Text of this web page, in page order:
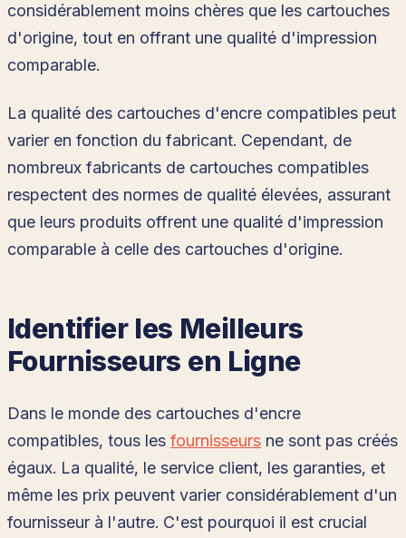
considérablement moins chères que les cartouches
d'origine, tout en offrant une qualité d'impression
comparable.
La qualité des cartouches d'encre compatibles peut
varier en fonction du fabricant. Cependant, de
nombreux fabricants de cartouches compatibles
respectent des normes de qualité élevées, assurant
que leurs produits offrent une qualité d'impression
comparable à celle des cartouches d'origine.
Identifier les Meilleurs
Fournisseurs en Ligne
Dans le monde des cartouches d'encre
compatibles, tous les fournisseurs ne sont pas créés
égaux. La qualité, le service client, les garanties, et
même les prix peuvent varier considérablement d'un
fournisseur à l'autre. C'est pourquoi il est crucial